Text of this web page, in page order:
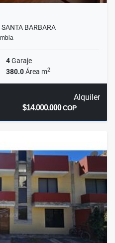
SANTA BARBARA
4Garaje
380.0Área m2
Alquiler
$14.000.000COP